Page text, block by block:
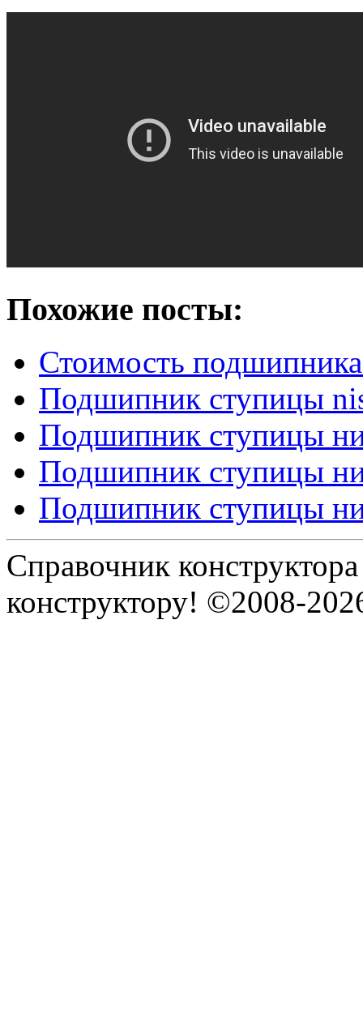
Похожие посты:
Стоимость
Подшипник ступицы
Подшипник ступицы
Подшипник ступицы
Подшипник ступицы
Справочник
конструктору! ©2008-